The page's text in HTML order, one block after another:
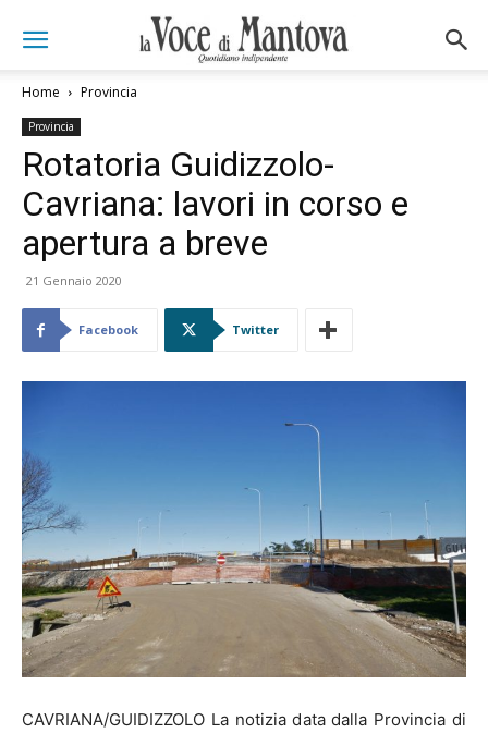
Home Provincia
Provincia
Rotatoria Guidizzolo-
Cavriana: lavori in corso e
apertura a breve
21 Gennaio 2020
Facebook Twitter
CAVRIANA/GUIDIZZOLO La notizia data dalla Provincia di